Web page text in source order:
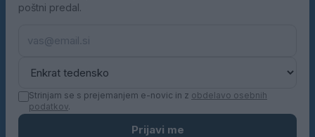
Kontakt
poštni predal.
Strinjam se s prejemanjem e-novic in z obdelavo osebnih
podatkov.
Prijavi me